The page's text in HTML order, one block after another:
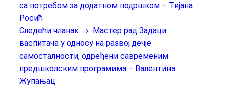
са потребом за додатном подршком – Тијана
Росић
Следећи чланак → Мастер рад Задаци
васпитача у односу на развој дечје
самосталности, одређени савременим
предшколским програмима – Валентина
Жупањац